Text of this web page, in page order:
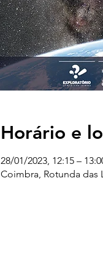
Horário e
28/01/2023, 12:15 –
Coimbra, Rotunda das